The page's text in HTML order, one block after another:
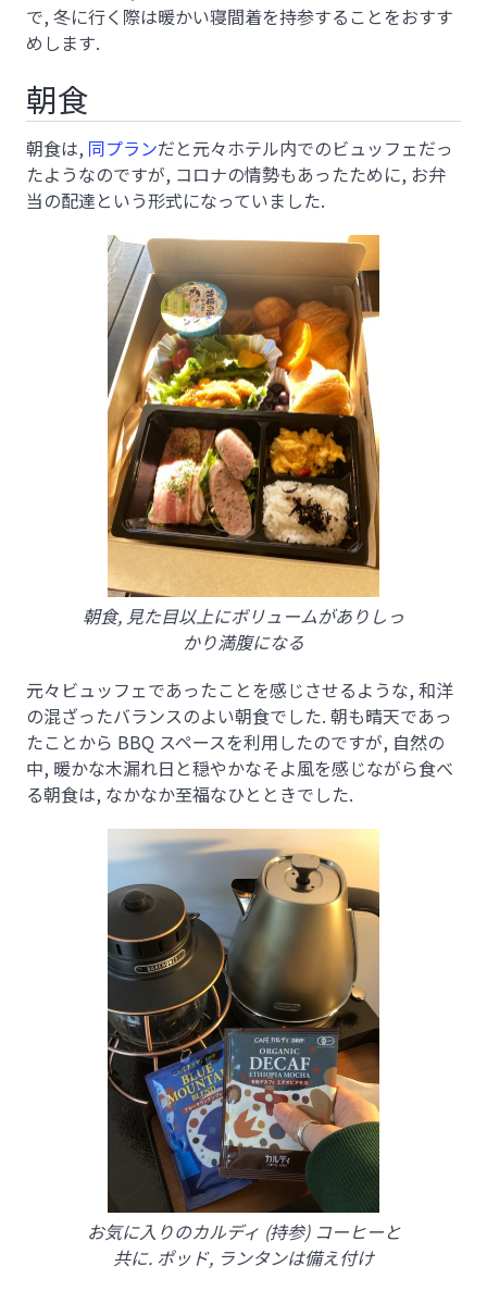
で, 冬に行く際は暖かい寝間着を持参することをおすす
めします.
朝食
朝食は, 同プランだと元々ホテル内でのビュッフェだっ
たようなのですが, コロナの情勢もあったために, お弁
当の配達という形式になっていました.
朝食, 見た目以上にボリュームがありしっ
かり満腹になる
元々ビュッフェであったことを感じさせるような, 和洋
の混ざったバランスのよい朝食でした. 朝も晴天であっ
たことから BBQ スペースを利用したのですが, 自然の
中, 暖かな木漏れ日と穏やかなそよ風を感じながら食べ
る朝食は, なかなか至福なひとときでした.
お気に入りのカルディ (持参) コーヒーと
共に. ポッド, ランタンは備え付け